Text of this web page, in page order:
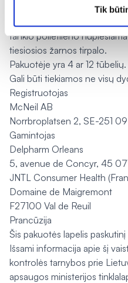
Tik
Bespalvis, opalescuojantis
tankio polietileno
tiesiosios žarnos tirpalo.
Pakuotėje yra 4 ar 12 tūbelių.
Gali būti tiekiamos ne visų
Registruotojas
McNeil AB
Norrbroplatsen 2, SE-251
Gamintojas
Delpharm Orleans
5, avenue de Concyr, 45
JNTL Consumer Health
Domaine de Maigremont
F27100 Val de Reuil
Prancūzija
Šis pakuotės lapelis
Išsami informacija apie šį
kontrolės tarnybos prie
apsaugos ministerijos